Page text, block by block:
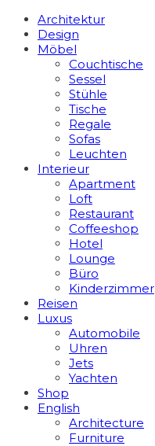
Architektur
Design
Möbel
Couchtische
Sessel
Stühle
Tische
Regale
Sofas
Leuchten
Interieur
Apart­ment
Loft
Restaurant
Coffeeshop
Hotel
Lounge
Büro
Kinderzimmer
Reisen
Luxus
Automobile
Uhren
Jets
Yachten
Shop
English
Architecture
Furniture